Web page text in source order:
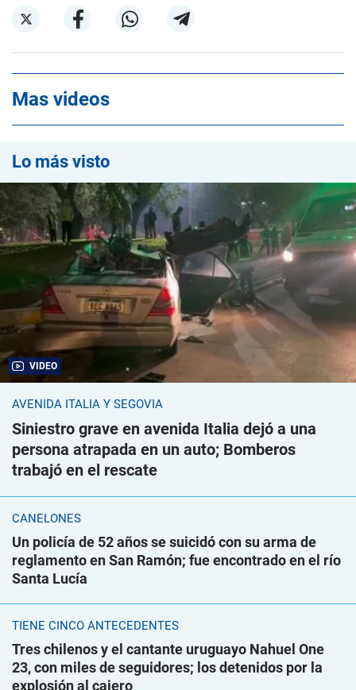
Mas videos
Lo más visto
VIDEO
AVENIDA ITALIA Y SEGOVIA
Siniestro grave en avenida Italia dejó a una
persona atrapada en un auto; Bomberos
trabajó en el rescate
CANELONES
Un policía de 52 años se suicidó con su arma de
reglamento en San Ramón; fue encontrado en el río
Santa Lucía
TIENE CINCO ANTECEDENTES
Tres chilenos y el cantante uruguayo Nahuel One
23, con miles de seguidores; los detenidos por la
explosión al cajero